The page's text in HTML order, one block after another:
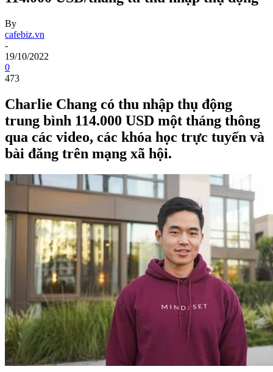
By
cafebiz.vn
-
19/10/2022
0
473
Charlie Chang có thu nhập thụ động
trung bình 114.000 USD một tháng thông
qua các video, các khóa học trực tuyến và
bài đăng trên mạng xã hội.